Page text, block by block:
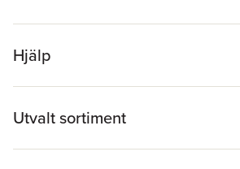
Hjälp
Utvalt sortiment